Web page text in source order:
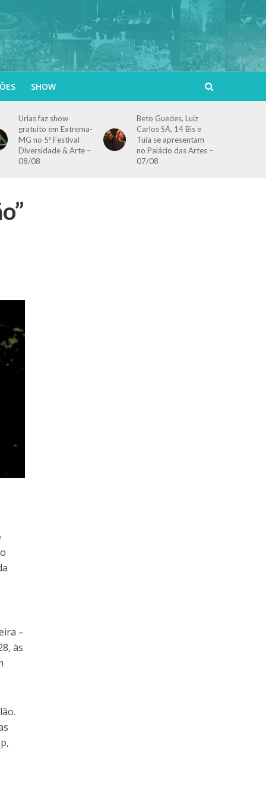
SHOW
Urias faz show
gratuito em Extrema-
MG no 5º Festival
Diversidade & Arte –
08/08
Beto Guedes, Luiz
Carlos SÁ, 14 Bis e
Tuia se apresentam
no Palácio das Artes –
07/08
–
às